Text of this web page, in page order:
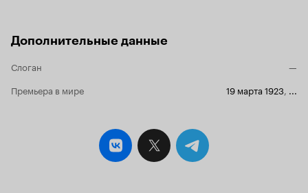
Дополнительные данные
Слоган
—
Премьера в мире
19 марта 1923, ...